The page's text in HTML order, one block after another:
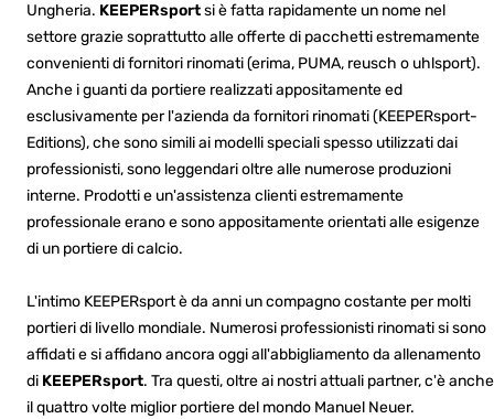
Ungheria. KEEPERsportsi è fatta rapidamente un nome nel
settore grazie soprattutto alle offerte di pacchetti estremamente
convenienti di fornitori rinomati (erima, PUMA, reusch o uhlsport).
Anche i guanti da portiere realizzati appositamente ed
esclusivamente per l'azienda da fornitori rinomati (KEEPERsport-
Editions), che sono simili ai modelli speciali spesso utilizzati dai
professionisti, sono leggendari oltre alle numerose produzioni
interne. Prodotti e un'assistenza clienti estremamente
professionale erano e sono appositamente orientati alle esigenze
di un portiere di calcio.
L'intimo KEEPERsport è da anni un compagno costante per molti
portieri di livello mondiale. Numerosi professionisti rinomati si sono
affidati e si affidano ancora oggi all'abbigliamento da allenamento
di KEEPERsport. Tra questi, oltre ai nostri attuali partner, c'è anche
il quattro volte miglior portiere del mondo Manuel Neuer.